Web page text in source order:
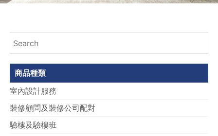
商品種類
室內設計服務
裝修顧問及裝修公司配對
驗樓及驗樓班